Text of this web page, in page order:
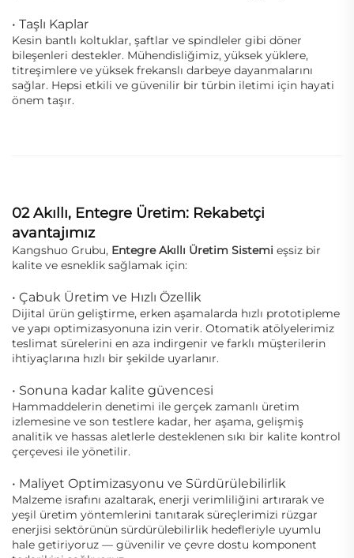
• Taşlı Kaplar
Kesin bantlı koltuklar, şaftlar ve spindleler gibi döner
bileşenleri destekler. Mühendisliğimiz, yüksek yüklere,
titreşimlere ve yüksek frekanslı darbeye dayanmalarını
sağlar. Hepsi etkili ve güvenilir bir türbin iletimi için hayati
önem taşır.
02 Akıllı, Entegre Üretim: Rekabetçi
avantajımız
Kangshuo Grubu, Entegre Akıllı Üretim Sistemi eşsiz bir
kalite ve esneklik sağlamak için:
• Çabuk Üretim ve Hızlı Özellik
Dijital ürün geliştirme, erken aşamalarda hızlı prototipleme
ve yapı optimizasyonuna izin verir. Otomatik atölyelerimiz
teslimat sürelerini en aza indirgenir ve farklı müşterilerin
ihtiyaçlarına hızlı bir şekilde uyarlanır.
• Sonuna kadar kalite güvencesi
Hammaddelerin denetimi ile gerçek zamanlı üretim
izlemesine ve son testlere kadar, her aşama, gelişmiş
analitik ve hassas aletlerle desteklenen sıkı bir kalite kontrol
çerçevesi ile yönetilir.
• Maliyet Optimizasyonu ve Sürdürülebilirlik
Malzeme israfını azaltarak, enerji verimliliğini artırarak ve
yeşil üretim yöntemlerini tanıtarak süreçlerimizi rüzgar
enerjisi sektörünün sürdürülebilirlik hedefleriyle uyumlu
hale getiriyoruz — güvenilir ve çevre dostu komponent